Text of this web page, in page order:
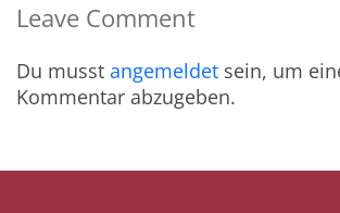
Leave Comment
Du musst angemeldet sein, um
Kommentar abzugeben.